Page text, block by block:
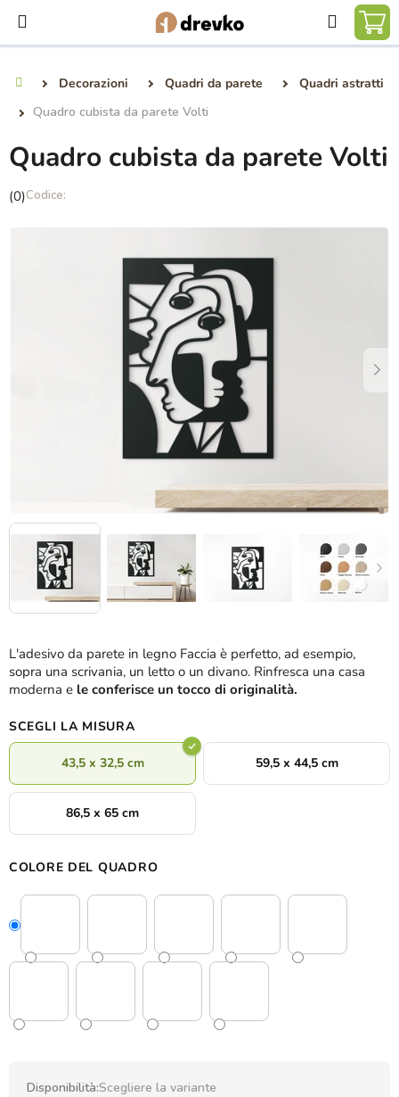
contenuto
Ricerca
Decorazioni Quadri da parete
Quadri astratti
Quadro cubista da parete Volti
L'adesivo da parete in legno Faccia è perfetto, ad esempio,
sopra una scrivania, un letto o un divano. Rinfresca una casa
moderna e le conferisce un tocco di originalità.
SCEGLI LA MISURA
43,5 x 32,5 cm 59,5 x 44,5 cm
86,5 x 65 cm
COLORE DEL QUADRO
Disponibilità:Scegliere la variante
Quadro cubista da parete Volti
La
(0)